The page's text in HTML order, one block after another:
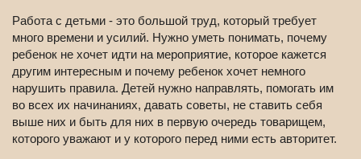
Работа с детьми - это большой труд, который требует
много времени и усилий. Нужно уметь понимать, почему
ребенок не хочет идти на мероприятие, которое кажется
другим интересным и почему ребенок хочет немного
нарушить правила. Детей нужно направлять, помогать им
во всех их начинаниях, давать советы, не ставить себя
выше них и быть для них в первую очередь товарищем,
которого уважают и у которого перед ними есть авторитет.